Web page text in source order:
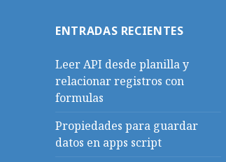
ENTRADAS RECIENTES
Leer API desde planilla y
relacionar registros con
formulas
Propiedades para guardar
datos en apps script